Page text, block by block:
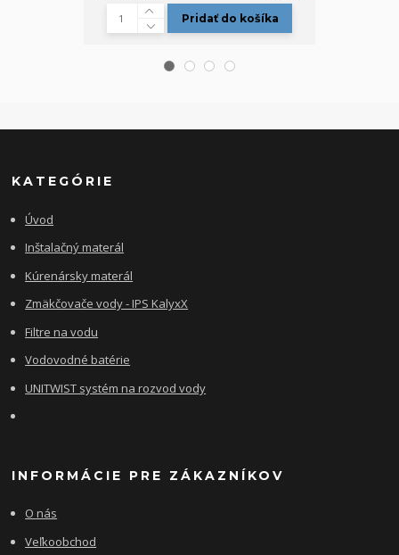
Pridať do košíka
KATEGÓRIE
Úvod
Inštalačný materál
Kúrenársky materál
Zmäkčovače vody - IPS KalyxX
Filtre na vodu
Vodovodné batérie
UNITWIST systém na rozvod vody
INFORMÁCIE PRE ZÁKAZNÍKOV
O nás
Veľkoobchod